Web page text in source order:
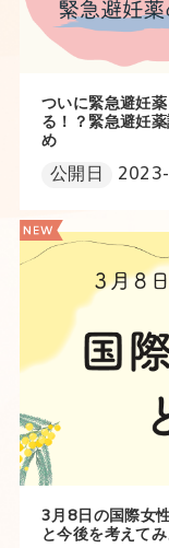
ついに緊急避妊
る！？緊急避妊
め
公開日
3月8日の国際女
と今後を考えてみ